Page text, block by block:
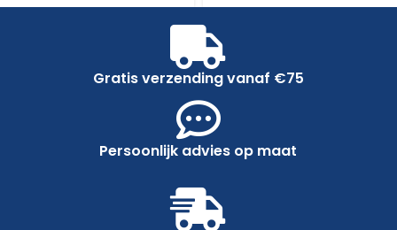
Gratis verzending vanaf €75
Persoonlijk advies op maat